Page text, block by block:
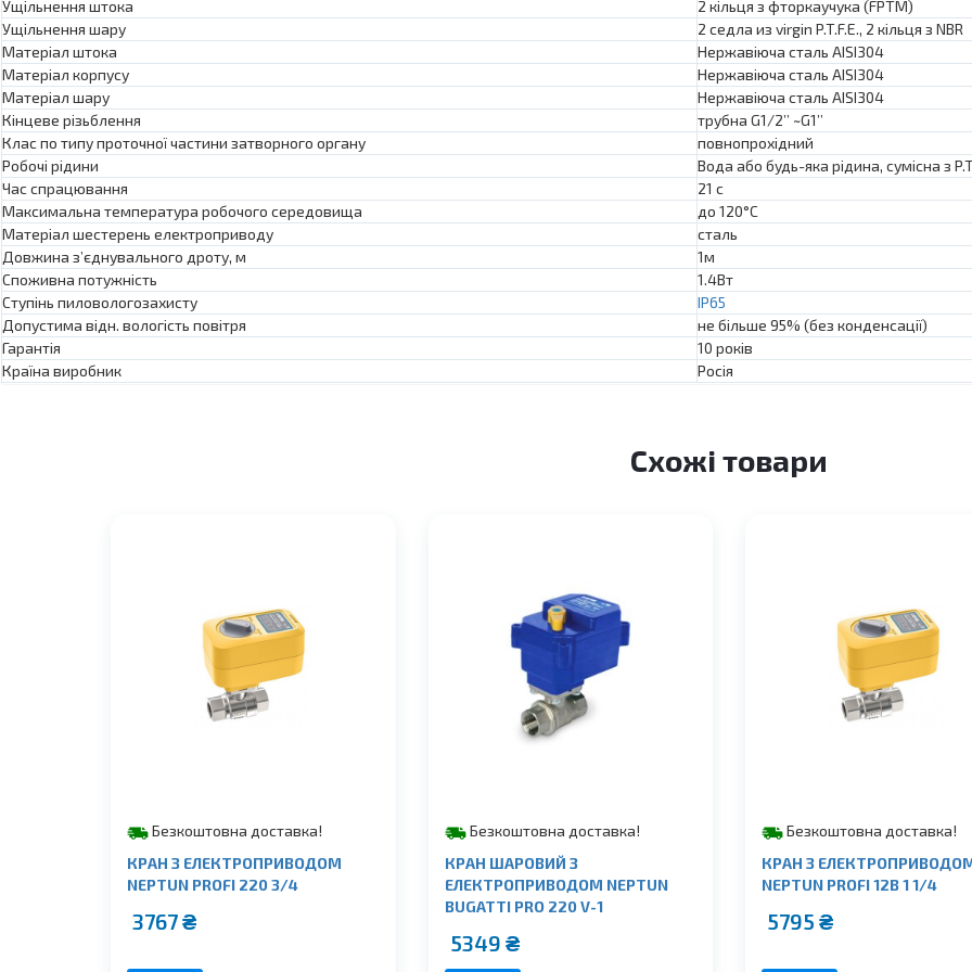
Ущільнення штока
2 кільця з фторкаучука (FPTM)
Ущільнення шару
2 седла из virgin P.T.F.E., 2 кільця з NBR
Матеріал штока
Нержавіюча сталь AISI304
Матеріал корпусу
Нержавіюча сталь AISI304
Матеріал шару
Нержавіюча сталь AISI304
Кінцеве різьблення
трубна G1/2’’ ~G1’’
Клас по типу проточної частини затворного органу
повнопрохідний
Робочі рідини
Вода або будь-яка рідина, сумісна з
Час спрацювання
21 с
Максимальна температура робочого середовища
до 120°C
Матеріал шестерень електроприводу
сталь
Довжина з’єднувального дроту, м
1м
Споживна потужність
1.4Вт
Ступінь пиловологозахисту
IP65
Допустима відн. вологість повітря
не більше 95% (без конденсації)
Гарантія
10 років
Країна виробник
Росія
Схожі товари
Безкоштовна доставка!
КРАН З ЕЛЕКТРОПРИВОДОМ
NEPTUN PROFI 220 3/4
3767₴
Безкоштовна доставка!
КРАН ШАРОВИЙ З
ЕЛЕКТРОПРИВОДОМ NEPTUN
BUGATTI PRO 220 V-1
5349 ₴
Безкоштовна доставка!
КРАН З
NEPTUN PROFI 12В 1 1/4
5795 ₴